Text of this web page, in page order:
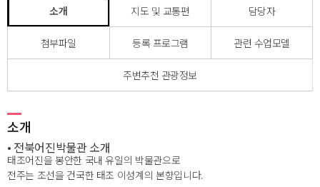
소개 지도 및 교통편 담당자
첨부파일 등록 프로그램 관련 수업모델
주변추천 관광정보
소개
• 전북어진박물관 소개
태조어진을 봉안한 국내 유일의 박물관으로
전주는 조선을 건국한 태조 이성계의 본향입니다.